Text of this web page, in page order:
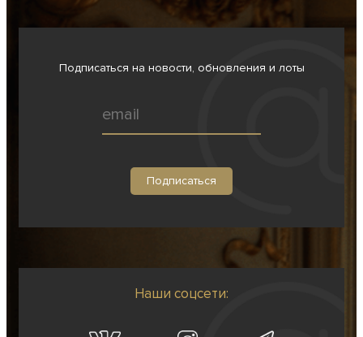
Подписаться на новости, обновления и лоты
Наши соцсети: